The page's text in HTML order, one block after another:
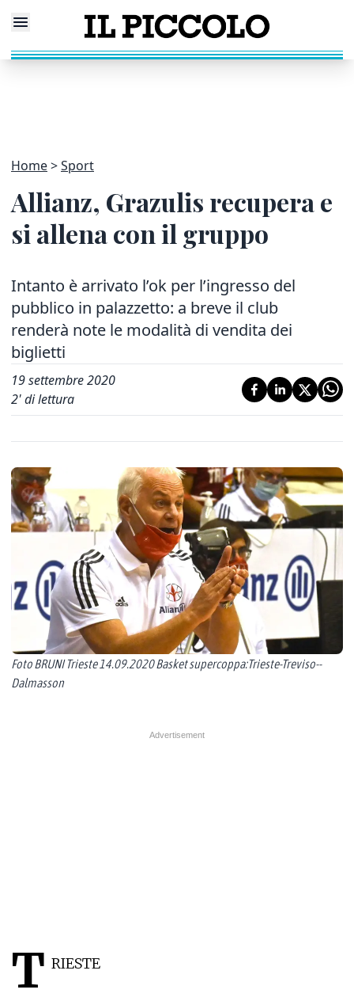
Home Sport
Allianz, Grazulis recupera e
si allena con il gruppo
Intanto è arrivato l’ok per l’ingresso del
pubblico in palazzetto: a breve il club
renderà note le modalità di vendita dei
biglietti
19 settembre 2020
2' di lettura
Foto BRUNI Trieste 14.09.2020 Basket supercoppa:Trieste-Treviso--
Dalmasson
T RIESTE